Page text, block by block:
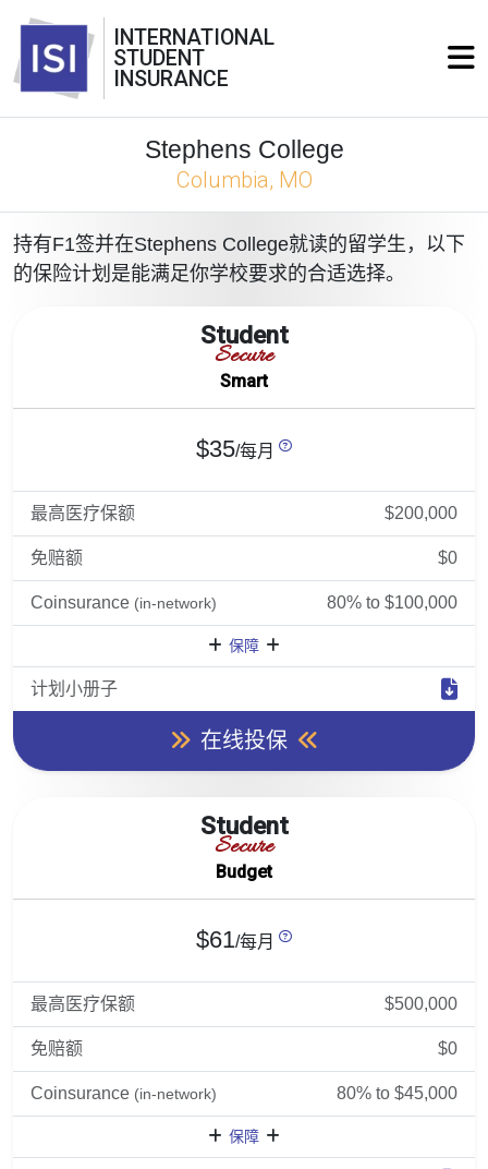
INTERNATIONAL
STUDENT
INSURANCE
Stephens College
Columbia, MO
持有F1签并在Stephens College就读的留学生，以下
的保险计划是能满足你学校要求的合适选择。
Student
Secure
Smart
$35/每月
最高医疗保额 $200,000
免赔额 $0
Coinsurance (in-network) 80% to $100,000
保障
计划小册子
在线投保
Student
Secure
Budget
$61/每月
最高医疗保额 $500,000
免赔额 $0
Coinsurance (in-network) 80% to $45,000
保障